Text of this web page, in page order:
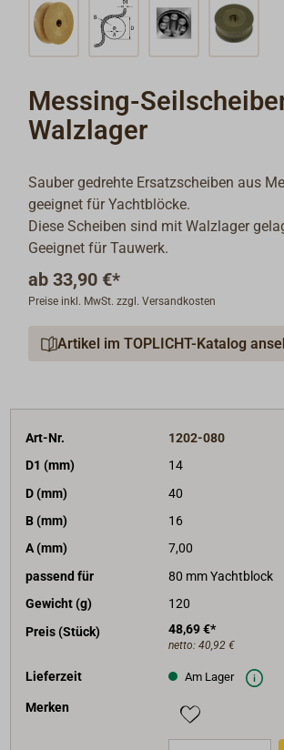
Messing-
Walzlager
Sauber gedrehte Ersatzscheiben aus
geeignet für Yachtblöcke.
Diese Scheiben sind mit Walzlager
Geeignet für Tauwerk.
ab 33,90 €*
Preise inkl. MwSt. zzgl. Versandkosten
Artikel im TOPLICHT-Katalog
Art-Nr.
1202-080
D1 (mm)
14
D (mm)
40
B (mm)
16
A (mm)
7,00
passend für
80 mm Yachtblock
Gewicht (g)
120
Preis (Stück)
48,69 €*
netto: 40,92 €
Lieferzeit Am Lager
Merken